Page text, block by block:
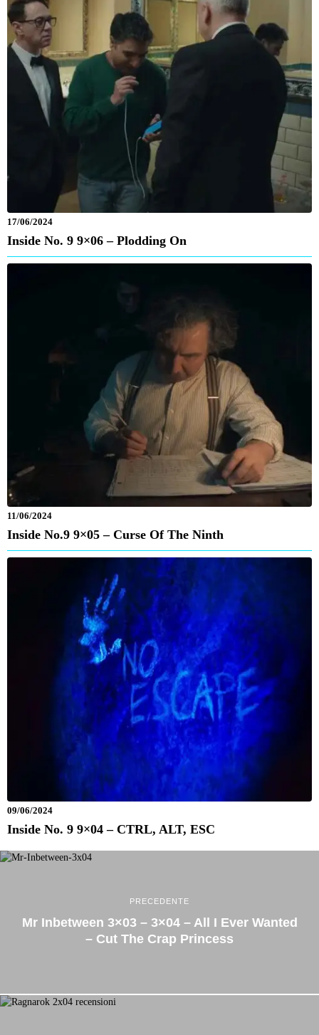
17/06/2024
Inside No. 9 9×06 – Plodding On
11/06/2024
Inside No.9 9×05 – Curse Of The Ninth
09/06/2024
Inside No. 9 9×04 – CTRL, ALT, ESC
PRECEDENTE
Mr Inbetween 3×03 – 3×04 – All I Ever Wanted
– Cut The Crap Princess